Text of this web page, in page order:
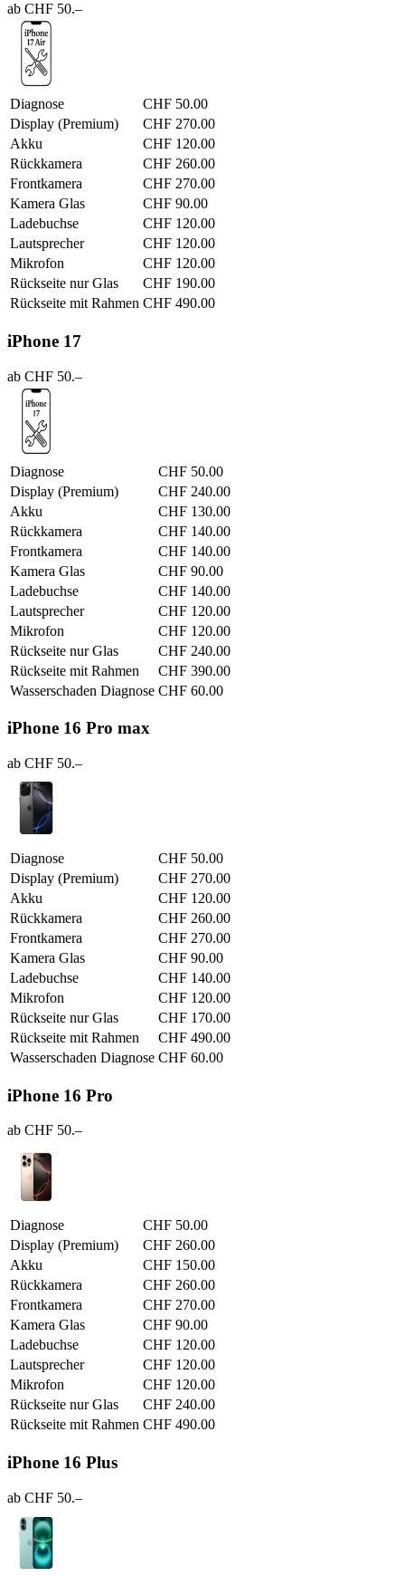
ab CHF 50.–
Diagnose
CHF 50.00
Display (Premium)
CHF 270.00
Akku
CHF 120.00
Rückkamera
CHF 260.00
Frontkamera
CHF 270.00
Kamera Glas
CHF 90.00
Ladebuchse
CHF 120.00
Lautsprecher
CHF 120.00
Mikrofon
CHF 120.00
Rückseite nur Glas
CHF 190.00
Rückseite mit Rahmen CHF 490.00
iPhone 17
ab CHF 50.–
Diagnose
CHF 50.00
Display (Premium)
CHF 240.00
Akku
CHF 130.00
Rückkamera
CHF 140.00
Frontkamera
CHF 140.00
Kamera Glas
CHF 90.00
Ladebuchse
CHF 140.00
Lautsprecher
CHF 120.00
Mikrofon
CHF 120.00
Rückseite nur Glas
CHF 240.00
Rückseite mit Rahmen
CHF 390.00
Wasserschaden Diagnose CHF 60.00
iPhone 16 Pro max
ab CHF 50.–
Diagnose
CHF 50.00
Display (Premium)
CHF 270.00
Akku
CHF 120.00
Rückkamera
CHF 260.00
Frontkamera
CHF 270.00
Kamera Glas
CHF 90.00
Ladebuchse
CHF 140.00
Mikrofon
CHF 120.00
Rückseite nur Glas
CHF 170.00
Rückseite mit Rahmen
CHF 490.00
Wasserschaden Diagnose CHF 60.00
iPhone 16 Pro
ab CHF 50.–
Diagnose
CHF 50.00
Display (Premium)
CHF 260.00
Akku
CHF 150.00
Rückkamera
CHF 260.00
Frontkamera
CHF 270.00
Kamera Glas
CHF 90.00
Ladebuchse
CHF 120.00
Lautsprecher
CHF 120.00
Mikrofon
CHF 120.00
Rückseite nur Glas
CHF 240.00
Rückseite mit Rahmen CHF 490.00
iPhone 16 Plus
ab CHF 50.–